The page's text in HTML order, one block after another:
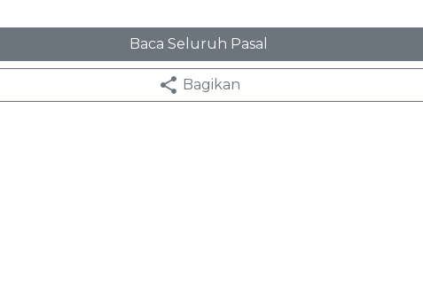
Baca Seluruh Pasal
Bagikan